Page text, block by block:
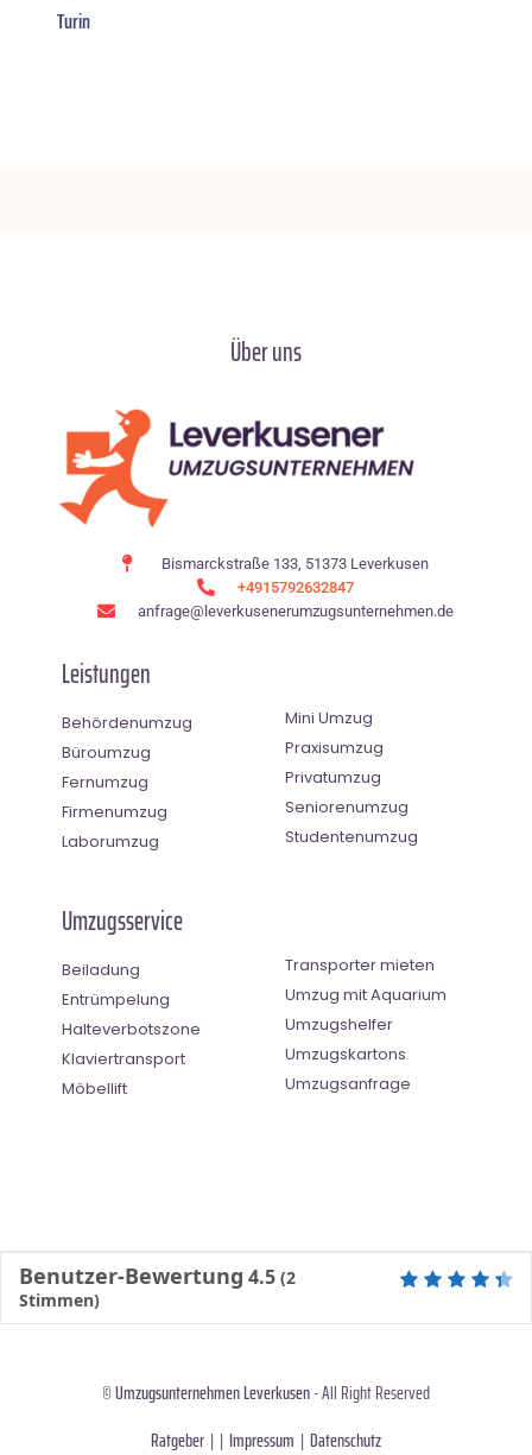
Turin
Über uns
Bismarckstraße 133, 51373 Leverkusen
+4915792632847
anfrage@leverkusenerumzugsunternehmen.de
Leistungen
Behördenumzug
Büroumzug
Fernumzug
Firmenumzug
Laborumzug
Mini Umzug
Praxisumzug
Privatumzug
Seniorenumzug
Studentenumzug
Umzugsservice
Beiladung
Entrümpelung
Halteverbotszone
Klaviertransport
Möbellift
Transporter mieten
Umzug mit Aquarium
Umzugshelfer
Umzugskartons
Umzugsanfrage
Benutzer-Bewertung 4.5 (2
Stimmen)
©Umzugsunternehmen Leverkusen- All Right Reserved
Ratgeber | | Impressum | Datenschutz